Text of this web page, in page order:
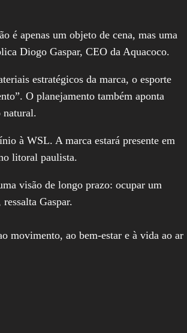
é apenas um objeto de cena, mas uma
Diogo Gaspar, CEO da Aquacoco.
estratégicos da marca, o esporte
O planejamento também aponta
natural.
à WSL. A marca estará presente em
litoral paulista.
visão de longo prazo: ocupar um
Gaspar.
movimento, ao bem-estar e à vida ao ar